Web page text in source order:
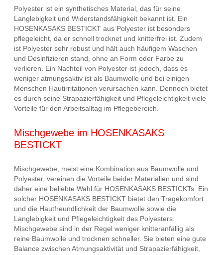
Polyester ist ein synthetisches Material, das für seine
Langlebigkeit und Widerstandsfähigkeit bekannt ist. Ein
HOSENKASAKS BESTICKT aus Polyester ist besonders
pflegeleicht, da er schnell trocknet und knitterfrei ist. Zudem
ist Polyester sehr robust und hält auch häufigem Waschen
und Desinfizieren stand, ohne an Form oder Farbe zu
verlieren. Ein Nachteil von Polyester ist jedoch, dass es
weniger atmungsaktiv ist als Baumwolle und bei einigen
Menschen Hautirritationen verursachen kann. Dennoch bietet
es durch seine Strapazierfähigkeit und Pflegeleichtigkeit viele
Vorteile für den Arbeitsalltag im Pflegebereich.
Mischgewebe im HOSENKASAKS
BESTICKT
Mischgewebe, meist eine Kombination aus Baumwolle und
Polyester, vereinen die Vorteile beider Materialien und sind
daher eine beliebte Wahl für HOSENKASAKS BESTICKTs. Ein
solcher HOSENKASAKS BESTICKT bietet den Tragekomfort
und die Hautfreundlichkeit der Baumwolle sowie die
Langlebigkeit und Pflegeleichtigkeit des Polyesters.
Mischgewebe sind in der Regel weniger knitteranfällig als
reine Baumwolle und trocknen schneller. Sie bieten eine gute
Balance zwischen Atmungsaktivität und Strapazierfähigkeit,